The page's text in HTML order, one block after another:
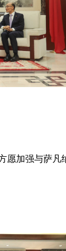
加强与萨